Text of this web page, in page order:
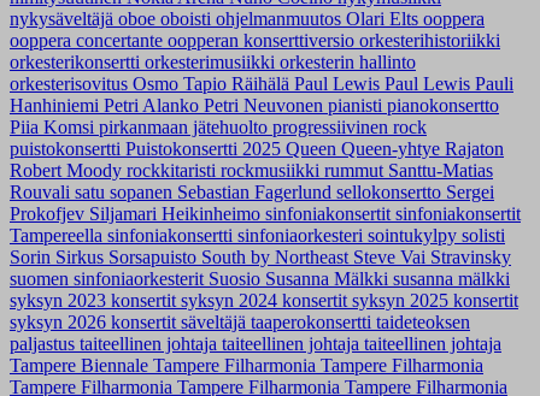
nykysäveltäjä oboe oboisti ohjelmanmuutos Olari Elts ooppera
ooppera concertante oopperan konserttiversio orkesterihistoriikki
orkesterikonsertti orkesterimusiikki orkesterin hallinto
orkesterisovitus Osmo Tapio Räihälä Paul Lewis Paul Lewis Pauli
Hanhiniemi Petri Alanko Petri Neuvonen pianisti pianokonsertto
Piia Komsi pirkanmaan jätehuolto progressiivinen rock
puistokonsertti Puistokonsertti 2025 Queen Queen-yhtye Rajaton
Robert Moody rockkitaristi rockmusiikki rummut Santtu-Matias
Rouvali satu sopanen Sebastian Fagerlund sellokonsertto Sergei
Prokofjev Siljamari Heikinheimo sinfoniakonsertit sinfoniakonsertit
Tampereella sinfoniakonsertti sinfoniaorkesteri sointukylpy solisti
Sorin Sirkus Sorsapuisto South by Northeast Steve Vai Stravinsky
suomen sinfoniaorkesterit Suosio Susanna Mälkki susanna mälkki
syksyn 2023 konsertit syksyn 2024 konsertit syksyn 2025 konsertit
syksyn 2026 konsertit säveltäjä taaperokonsertti taideteoksen
paljastus taiteellinen johtaja taiteellinen johtaja taiteellinen johtaja
Tampere Biennale Tampere Filharmonia Tampere Filharmonia
Tampere Filharmonia Tampere Filharmonia Tampere Filharmonia